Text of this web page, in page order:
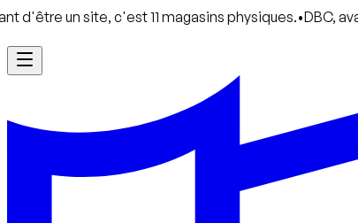
un site, c'est 11 magasins physiques.•DBC, avant